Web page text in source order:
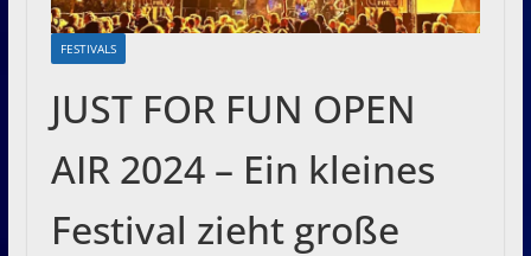
FESTIVALS
JUST FOR FUN OPEN
AIR 2024 – Ein kleines
Festival zieht große